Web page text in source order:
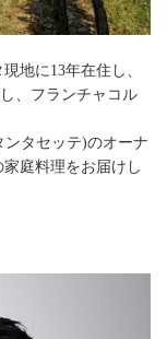
地に13年在住し、
、フランチャコル
タセッテ)のオーナ
庭料理をお届けし